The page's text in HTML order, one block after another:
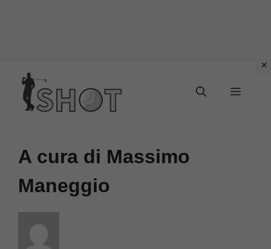
contenuto
Menu
A cura di Massimo
Maneggio